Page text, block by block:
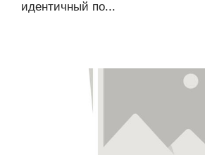
идентичный по...